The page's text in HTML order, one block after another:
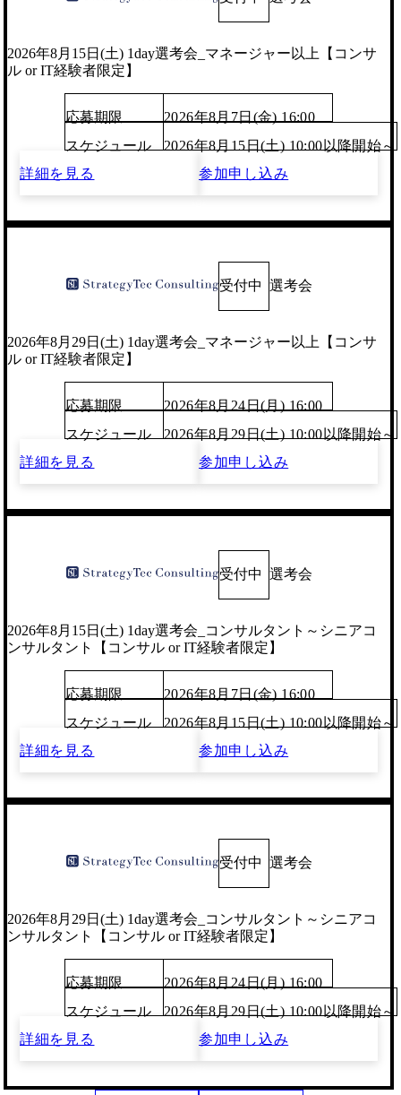
2026年8月15日(土) 1day選考会_マネージャー以上【コンサ
ル or IT経験者限定】
応募期限
2026年8月7日(金) 16:00
スケジュール
2026年8月15日(土) 10:00以降開始～
詳細を見る
参加申し込み
受付中 選考会
2026年8月29日(土) 1day選考会_マネージャー以上【コンサ
ル or IT経験者限定】
応募期限
2026年8月24日(月) 16:00
スケジュール
2026年8月29日(土) 10:00以降開始～
詳細を見る
参加申し込み
受付中 選考会
2026年8月15日(土) 1day選考会_コンサルタント～シニアコ
ンサルタント【コンサル or IT経験者限定】
応募期限
2026年8月7日(金) 16:00
スケジュール
2026年8月15日(土) 10:00以降開始～
詳細を見る
参加申し込み
受付中 選考会
2026年8月29日(土) 1day選考会_コンサルタント～シニアコ
ンサルタント【コンサル or IT経験者限定】
応募期限
2026年8月24日(月) 16:00
スケジュール
2026年8月29日(土) 10:00以降開始～
詳細を見る
参加申し込み